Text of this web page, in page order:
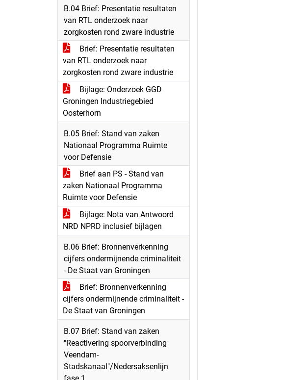
B.04 Brief: Presentatie resultaten
van RTL onderzoek naar
zorgkosten rond zware industrie
Brief: Presentatie resultaten
van RTL onderzoek naar
zorgkosten rond zware industrie
Bijlage: Onderzoek GGD
Groningen Industriegebied
Oosterhorn
B.05 Brief: Stand van zaken
Nationaal Programma Ruimte
voor Defensie
Brief aan PS - Stand van
zaken Nationaal Programma
Ruimte voor Defensie
Bijlage: Nota van Antwoord
NRD NPRD inclusief bijlagen
B.06 Brief: Bronnenverkenning
cijfers ondermijnende criminaliteit
- De Staat van Groningen
Brief: Bronnenverkenning
cijfers ondermijnende criminaliteit -
De Staat van Groningen
B.07 Brief: Stand van zaken
"Reactivering spoorverbinding
Veendam-
Stadskanaal"/Nedersaksenlijn